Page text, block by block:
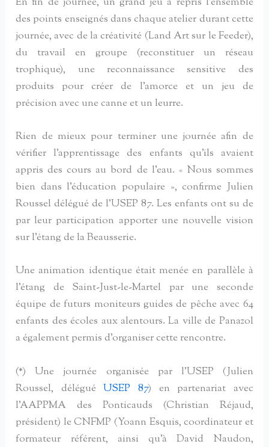
des points enseignés dans chaque atelier durant cette
journée, avec de la créativité (Land Art sur le Feeder),
du travail en groupe (reconstituer un réseau
trophique), une reconnaissance sensitive des
produits pour créer de l’amorce et un jeu de
précision avec une canne et un leurre.
Rien de mieux pour terminer une journée afin de
vérifier l’apprentissage des enfants qu’ils avaient
appris des cours au bord de l’eau. « Nous sommes
bien dans l’éducation populaire », confirme Julien
Roussel délégué de l’USEP 87. Les enfants ont su de
par leur participation apporter une nouvelle vision
sur l’étang de la Beausserie.
Une animation identique était menée en parallèle à
l’étang de Saint-Just-le-Martel par une seconde
équipe de futurs moniteurs guides de pêche avec 64
enfants des écoles aux alentours. La ville de Panazol
a également permis d’organiser cette rencontre.
(*) Une journée organisée par l’USEP (Julien
Roussel, déléguéUSEP 87) en partenariat avec
l’AAPPMA des Ponticauds (Christian Réjaud,
président) le CNFMP (Yoann Esquis, coordinateur et
formateur référent, ainsi qu’à David Naudon,